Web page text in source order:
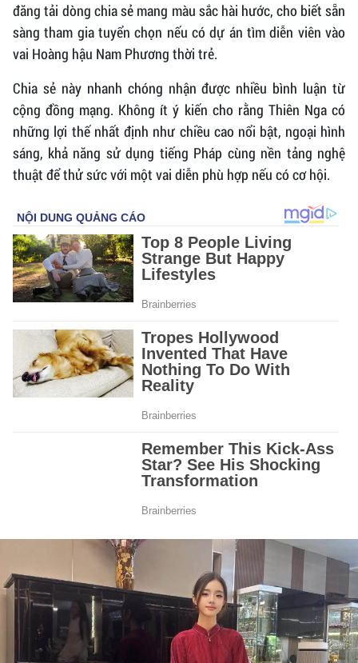
đăng tải dòng chia sẻ mang màu sắc hài hước, cho biết sẵn
sàng tham gia tuyển chọn nếu có dự án tìm diễn viên vào
vai Hoàng hậu Nam Phương thời trẻ.
Chia sẻ này nhanh chóng nhận được nhiều bình luận từ
cộng đồng mạng. Không ít ý kiến cho rằng Thiên Nga có
những lợi thế nhất định như chiều cao nổi bật, ngoại hình
sáng, khả năng sử dụng tiếng Pháp cùng nền tảng nghệ
thuật để thử sức với một vai diễn phù hợp nếu có cơ hội.